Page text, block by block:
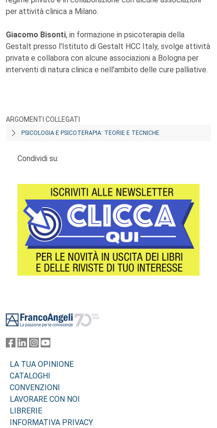
per attività clinica a Milano.
Giacomo Bisonti, in formazione in psicoterapia della
Gestalt presso l'Istituto di Gestalt HCC Italy, svolge attività
privata e collabora con alcune associazioni a Bologna per
interventi di natura clinica e nell'ambito delle cure palliative.
ARGOMENTI COLLEGATI
PSICOLOGIA E PSICOTERAPIA: TEORIE E TECNICHE
Condividi su:
LA TUA OPINIONE
CATALOGHI
CONVENZIONI
LAVORARE CON NOI
LIBRERIE
INFORMATIVA PRIVACY